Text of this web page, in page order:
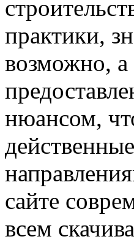
практики,
возможно, а
нюансом,
сайте
всем